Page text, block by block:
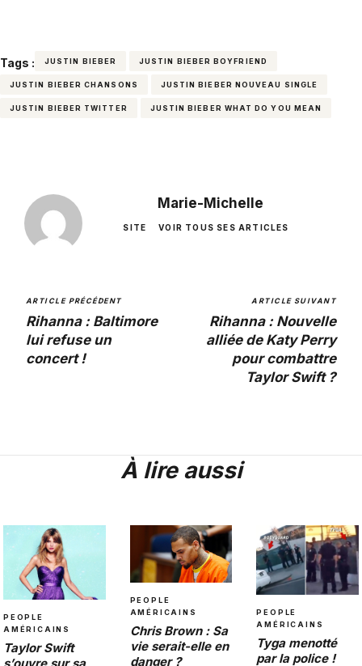
Tags : JUSTIN BIEBER JUSTIN BIEBER BOYFRIEND
JUSTIN BIEBER CHANSONS JUSTIN BIEBER NOUVEAU SINGLE
JUSTIN BIEBER TWITTER JUSTIN BIEBER WHAT DO YOU MEAN
Marie-Michelle
SITE VOIR TOUS SES ARTICLES
ARTICLE PRÉCÉDENT
Rihanna : Baltimore
lui refuse un
concert !
ARTICLE SUIVANT
Rihanna : Nouvelle
alliée de Katy Perry
pour combattre
Taylor Swift ?
À lire aussi
PEOPLE
AMÉRICAINS
Taylor Swift
PEOPLE
AMÉRICAINS
Chris Brown : Sa
vie serait-elle en
danger ?
PEOPLE
AMÉRICAINS
Tyga menotté
par la police !